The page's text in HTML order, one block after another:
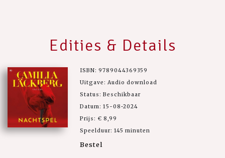
Edities & Details
ISBN: 9789044369359
Uitgave: Audio download
Status: Beschikbaar
Datum: 15-08-2024
Prijs: € 8,99
Speelduur: 145 minuten
Bestel